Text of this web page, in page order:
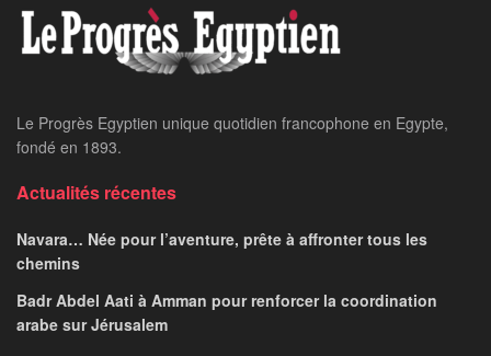
Le Progrès Egyptien unique quotidien francophone en Egypte,
fondé en 1893.
Actualités récentes
Navara… Née pour l’aventure, prête à affronter tous les
chemins
Badr Abdel Aati à Amman pour renforcer la coordination
arabe sur Jérusalem